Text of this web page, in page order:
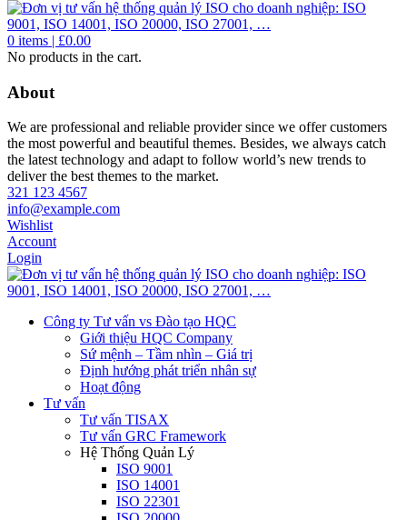
0 items | £0.00
No products in the cart.
About
We are professional and reliable provider since we offer customers
the most powerful and beautiful themes. Besides, we always catch
the latest technology and adapt to follow world’s new trends to
deliver the best themes to the market.
321 123 4567
info@example.com
Wishlist
Account
Login
Công ty Tư vấn vs Đào tạo HQC
Giới thiệu HQC Company
Sứ mệnh – Tầm nhìn – Giá trị
Định hướng phát triển nhân sự
Hoạt động
Tư vấn
Tư vấn TISAX
Tư vấn GRC Framework
Hệ Thống Quản Lý
ISO 9001
ISO 14001
ISO 22301